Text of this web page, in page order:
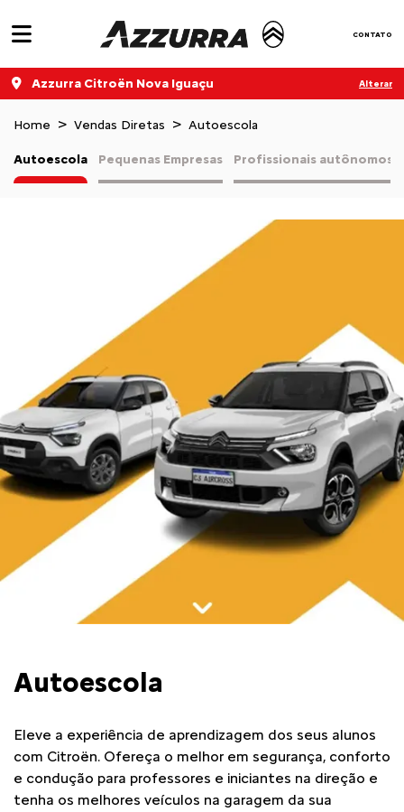
CONTATO
Azzurra Citroën Nova Iguaçu Alterar
Home Vendas Diretas Autoescola
Pequenas Empresas Profissionais autônomos
Autoescola
Autoescola
Eleve a experiência de aprendizagem dos seus alunos
com Citroën. Ofereça o melhor em segurança, conforto
e condução para professores e iniciantes na direção e
tenha os melhores veículos na garagem da sua